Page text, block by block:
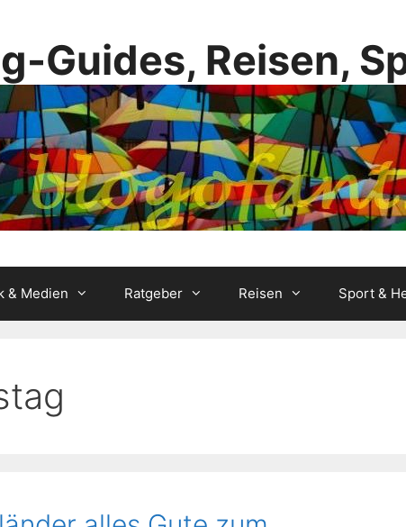
Guides, Reisen,
& Medien Ratgeber Reisen Sport &